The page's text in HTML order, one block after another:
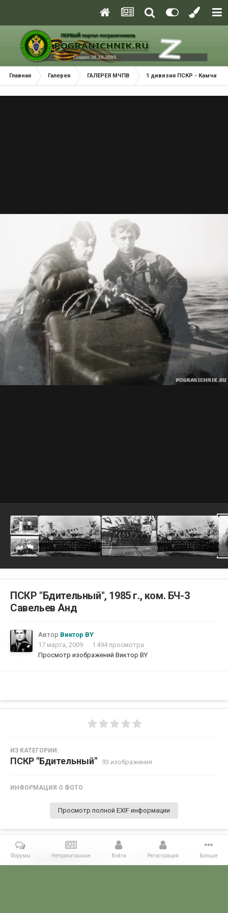
Главная Галерея ГАЛЕРЕЯ МЧПВ 1 дивизия ПСКР - Камчатка
ПСКР "Бдительный", 1985 г., ком. БЧ-3
Савельев Анд
Автор Виктор BY
17 марта, 2009
1 494 просмотра
Просмотр изображений Виктор BY
ИЗ КАТЕГОРИИ:
ПСКР "Бдительный" · 93 изображения
ИНФОРМАЦИЯ О ФОТО
Просмотр полной EXIF информации
Поделиться Подписчики 0
Форумы Непрочитанные Войти Регистрация Больше